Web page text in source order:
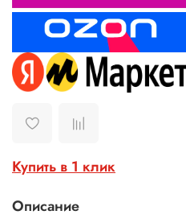
Купить в 1 клик
Описание